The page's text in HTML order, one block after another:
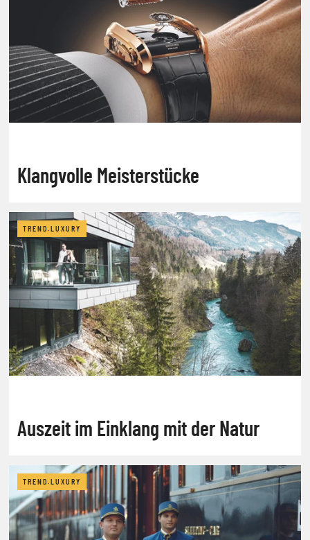
Klangvolle Meisterstücke
TREND.LUXURY
Auszeit im Einklang mit der Natur
TREND.LUXURY